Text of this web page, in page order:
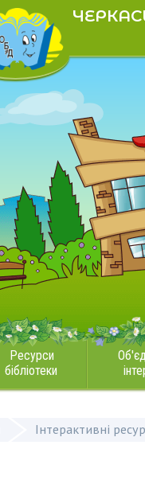
Ресурси
бібліотеки
Інтерактивні